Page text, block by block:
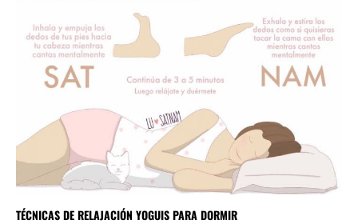
TÉCNICAS DE RELAJACIÓN YOGUIS PARA DORMIR